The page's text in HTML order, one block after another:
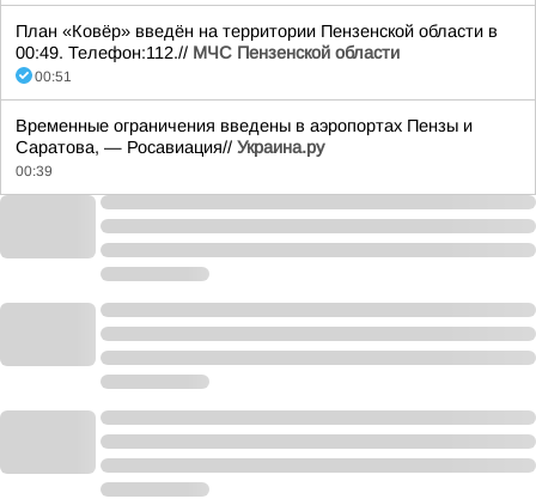
План «Ковёр» введён на территории Пензенской области в
00:49. Телефон:112.// МЧС Пензенской области
00:51
Временные ограничения введены в аэропортах Пензы и
Саратова, — Росавиация// Украина.ру
00:39